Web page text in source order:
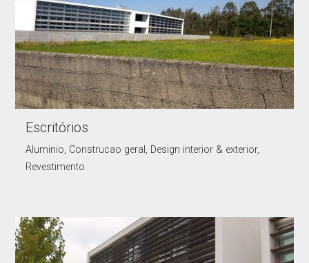
Escritórios
Aluminio, Construcao geral, Design interior & exterior,
Revestimento